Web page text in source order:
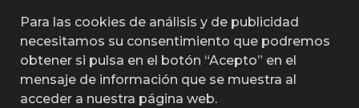
Para las cookies de análisis y de publicidad
necesitamos su consentimiento que podremos
obtener si pulsa en el botón “Acepto” en el
mensaje de información que se muestra al
acceder a nuestra página web.